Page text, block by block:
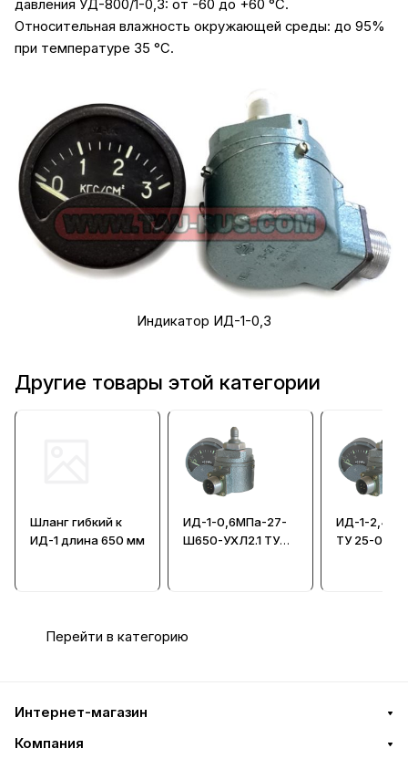
давления УД-800/1-0,3: от -60 до +60 °С.
Относительная влажность окружающей среды: до 95%
при температуре 35 °С.
Индикатор ИД-1-0,3
Другие товары этой категории
Шланг гибкий к
ИД-1 длина 650 мм
ИД-1-0,6МПа-27-
Ш650-УХЛ2.1 ТУ
ИД-1-
ТУ 25-02-
Перейти в категорию
Интернет-магазин
Компания